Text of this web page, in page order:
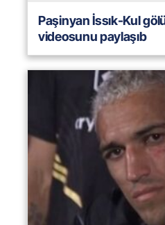
Paşinyan İssık-Kul
videosunu paylaşıb